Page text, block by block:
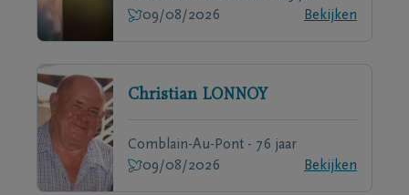
09/08/2026
Bekijken
Christian LONNOY
Comblain-Au-Pont - 76 jaar
09/08/2026
Bekijken